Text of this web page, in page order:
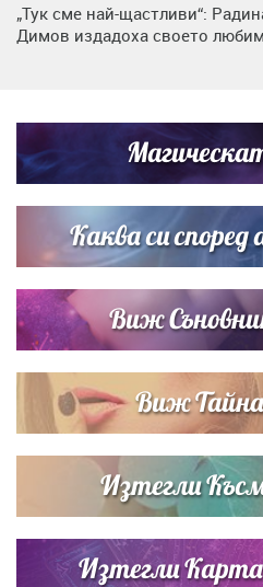
„Тук сме най-щастливи“:
Димов издадоха своето
Братя Аргирови я изненадаха
Каква си според
Виж
Виж
Изтегли
Изтегли Карта